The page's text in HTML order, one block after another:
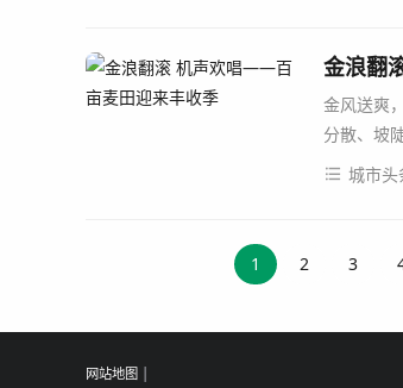
金浪翻
金风送爽
分散、坡
城市头
1 2 3
网站地图